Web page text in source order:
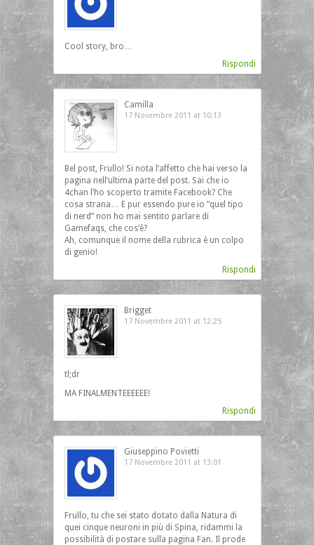
Cool story, bro…
Rispondi
Camilla
17 Novembre 2011 at 10:13
Bel post, Frullo! Si nota l’affetto che hai verso la
pagina nell’ultima parte del post. Sai che io
4chan l’ho scoperto tramite Facebook? Che
cosa strana… E pur essendo pure io “quel tipo
di nerd” non ho mai sentito parlare di
Gamefaqs, che cos’è?
Ah, comunque il nome della rubrica è un colpo
di genio!
Rispondi
Brigget
17 Novembre 2011 at 12:25
tl;dr
MA FINALMENTEEEEEE!
Rispondi
Giuseppino Povietti
17 Novembre 2011 at 13:01
Frullo, tu che sei stato dotato dalla Natura di
quei cinque neuroni in più di Spina, ridammi la
possibilità di postare sulla pagina Fan. Il prode